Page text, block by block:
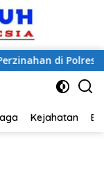
Polrestabes
Kejahatan